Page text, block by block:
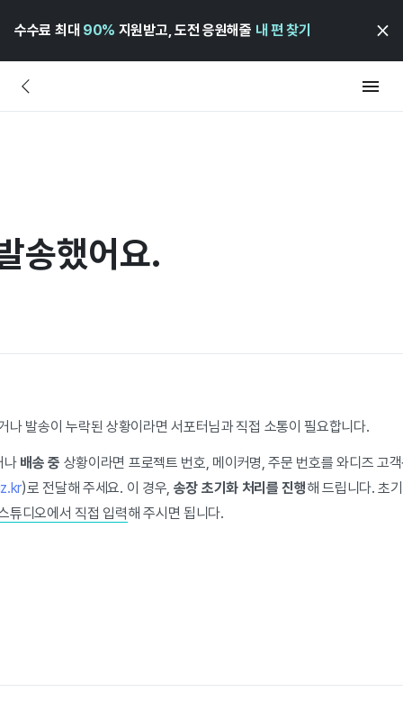
수수료 최대 90% 지원받고, 도전 응원해줄 내 편 찾기
송했어요.
나 발송이 누락된 상황이라면 서포터님과 직접 소통이 필요합니다.
나 배송 중 상황이라면 프로젝트 번호, 메이커명, 주문 번호를 와디즈 고
)로 전달해 주세요. 이 경우, 송장 초기화 처리를 진행해 드립니다. 초
튜디오에서 직접 입력해 주시면 됩니다.